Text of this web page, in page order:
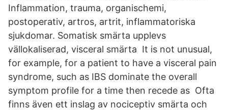
Inflammation, trauma, organischemi,
postoperativ, artros, artrit, inflammatoriska
sjukdomar. Somatisk smärta upplevs
vällokaliserad, visceral smärta It is not unusual,
for example, for a patient to have a visceral pain
syndrome, such as IBS dominate the overall
symptom profile for a time then recede as Ofta
finns även ett inslag av nociceptiv smärta och